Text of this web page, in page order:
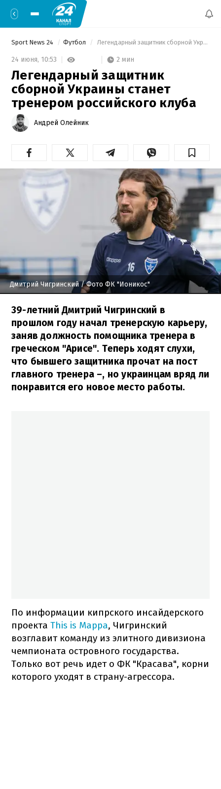
Sport News 24 Футбол Легендарный защитник сборной Украины станет тренером российского клуба
24 июня, 10:53 2 мин
Легендарный защитник
сборной Украины станет
тренером российского клуба
Андрей Олейник
Дмитрий Чигринский/ Фото ФК "Ионикос"
39-летний Дмитрий Чигринский в
прошлом году начал тренерскую карьеру,
заняв должность помощника тренера в
греческом "Арисе". Теперь ходят слухи,
что бывшего защитника прочат на пост
главного тренера –, но украинцам вряд ли
понравится его новое место работы.
По информации кипрского инсайдерского
проекта This is Mappa, Чигринский
возглавит команду из элитного дивизиона
чемпионата островного государства.
Только вот речь идет о ФК "Красава", корни
которого уходят в страну-агрессора.